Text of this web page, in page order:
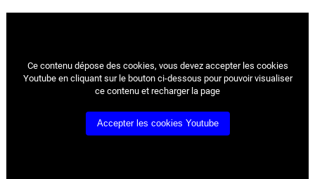
Ce contenu dépose des cookies, vous devez accepter les cookies
Youtubeen cliquant sur le bouton ci-dessous pour pouvoir visualiser
ce contenu et recharger la page
Accepter les cookies Youtube